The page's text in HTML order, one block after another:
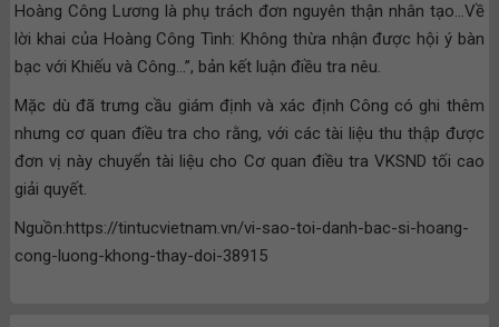
Hoàng Công Lương là phụ trách đơn nguyên thận nhân tạo…Về
lời khai của Hoàng Công Tình: Không thừa nhận được hội ý bàn
bạc với Khiếu và Công…”, bản kết luận điều tra nêu.
Mặc dù đã trưng cầu giám định và xác định Công có ghi thêm
nhưng cơ quan điều tra cho rằng, với các tài liệu thu thập được
đơn vị này chuyển tài liệu cho Cơ quan điều tra VKSND tối cao
giải quyết.
Nguồn:https://tintucvietnam.vn/vi-sao-toi-danh-bac-si-hoang-
cong-luong-khong-thay-doi-38915